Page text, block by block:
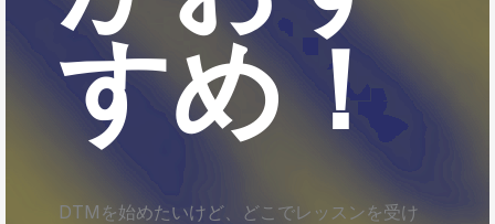
すめ！
DTMを始めたいけど、どこでレッスンを受け